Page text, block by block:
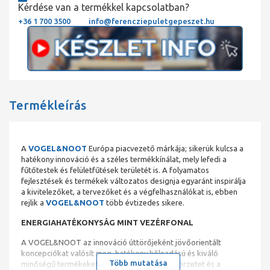
Kérdése van a termékkel kapcsolatban?
+36 1 700 3500 info@ferencziepuletgepeszet.hu
Termékleírás
A VOGEL&NOOT Európa piacvezető márkája; sikerük kulcsa a
hatékony innováció és a széles termékkínálat, mely lefedi a
fűtőtestek és felületfűtések területét is. A folyamatos
fejlesztések és termékek változatos designja egyaránt inspirálja
a kivitelezőket, a tervezőket és a végfelhasználókat is, ebben
rejlik a VOGEL&NOOT több évtizedes sikere.
ENERGIAHATÉKONYSÁG MINT VEZÉRFONAL
A VOGEL&NOOT az innováció úttörőjeként jövőorientált
koncepciókat valósít meg, hatékony hőleadású és kiváló
minőségű termékeket kínál – a komfortos hőérzetet és a
Több mutatása